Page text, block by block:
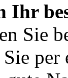
Ihr
Sie
per